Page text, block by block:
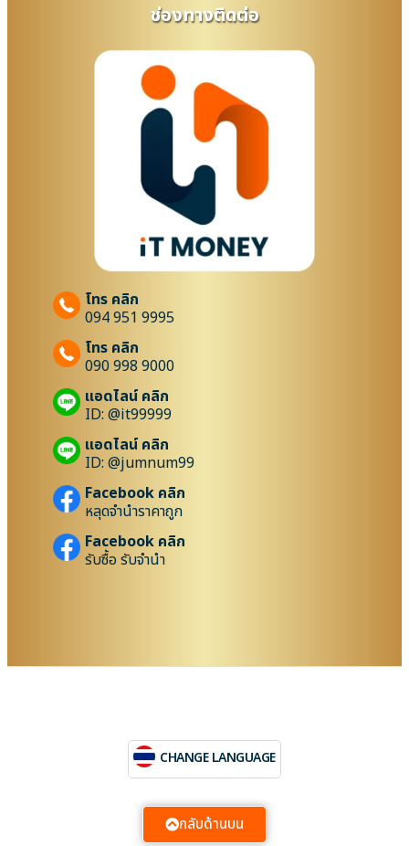
ช่องทางติดต่อ
โทร คลิก
094 951 9995
โทร คลิก
090 998 9000
แอดไลน์ คลิก
ID: @it99999
แอดไลน์ คลิก
ID: @jumnum99
Facebook คลิก
หลุดจำนำราคาถูก
Facebook คลิก
รับซื้อ รับจำนำ
CHANGE LANGUAGE
กลับด้านบน